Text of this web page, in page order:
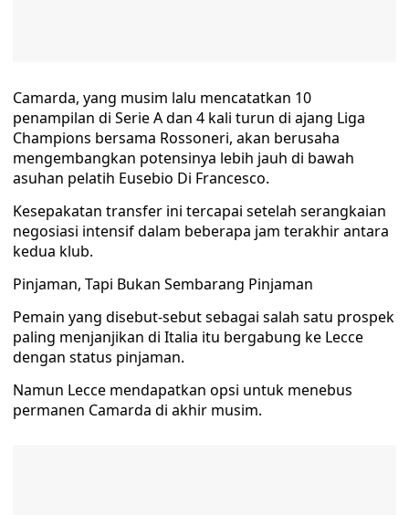
Camarda, yang musim lalu mencatatkan 10
penampilan di Serie A dan 4 kali turun di ajang Liga
Champions bersama Rossoneri, akan berusaha
mengembangkan potensinya lebih jauh di bawah
asuhan pelatih Eusebio Di Francesco.
Kesepakatan transfer ini tercapai setelah serangkaian
negosiasi intensif dalam beberapa jam terakhir antara
kedua klub.
Pinjaman, Tapi Bukan Sembarang Pinjaman
Pemain yang disebut-sebut sebagai salah satu prospek
paling menjanjikan di Italia itu bergabung ke Lecce
dengan status pinjaman.
Namun Lecce mendapatkan opsi untuk menebus
permanen Camarda di akhir musim.